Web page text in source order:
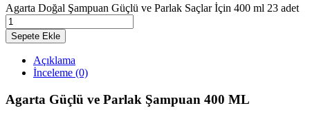
Agarta Doğal Şampuan Güçlü ve Parlak Saçlar İçin 400 ml 23 adet
Sepete Ekle
Açıklama
İnceleme (0)
Agarta Güçlü ve Parlak Şampuan 400 ML